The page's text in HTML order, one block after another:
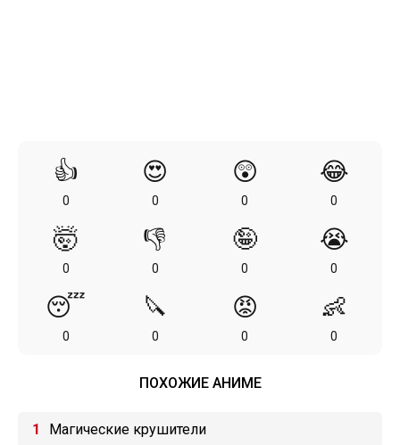
👍
0
😍
0
😲
0
😂
0
🤯
0
👎
0
🤪
0
😭
0
😴
0
🔪
0
😡
0
👶
0
ПОХОЖИЕ АНИМЕ
Магические крушители